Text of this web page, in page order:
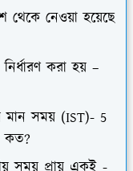
থেকে নেওয়া হয়েছে
করা হয় –
মান সময় (IST)- 5
কত?